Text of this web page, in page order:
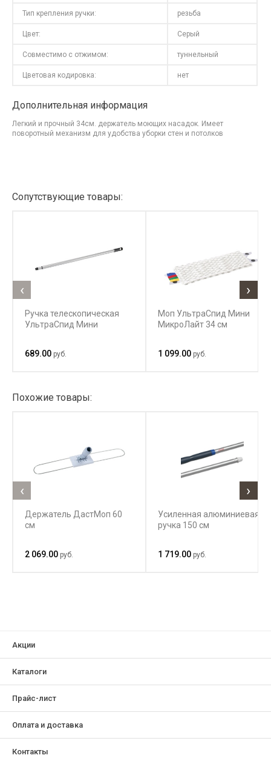
Тип крепления ручки: резьба
Цвет: Серый
Совместимо с отжимом: туннельный
Цветовая кодировка: нет
Дополнительная информация
Легкий и прочный 34см. держатель моющих насадок. Имеет
поворотный механизм для удобства уборки стен и потолков
Сопутствующие товары:
Ручка телескопическая
УльтраСпид Мини
689.00 руб.
Моп УльтраСпид Мини
МикроЛайт 34 см
1 099.00 руб.
‹ ›
Похожие товары:
Держатель ДастМоп 60
см
2 069.00 руб.
Усиленная алюминиевая
ручка 150 см
1 719.00 руб.
‹ ›
Акции
Каталоги
Прайс-лист
Оплата и доставка
Контакты